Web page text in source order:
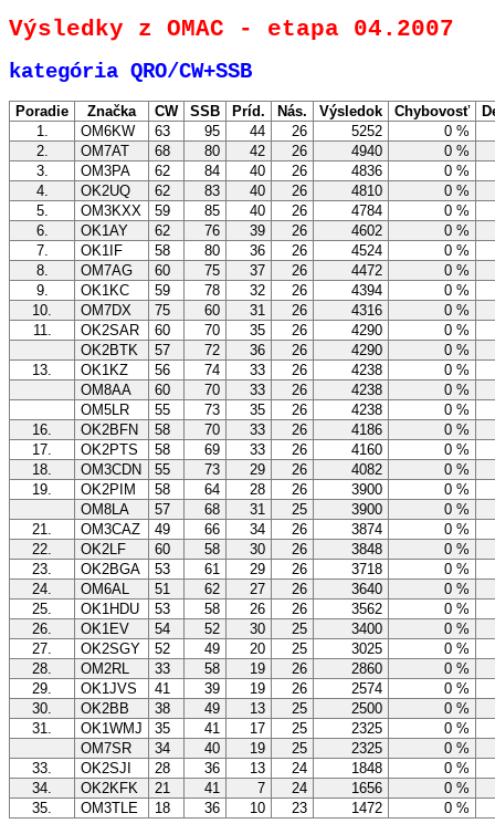
Výsledky z OMAC - etapa 04.2007
kategória QRO/CW+SSB
Poradie Značka CW SSB Príd. Nás. Výsledok Chybovosť
1.
OM6KW 63 95 44 26 5252
0 %
2.
OM7AT 68 80 42 26 4940
0 %
3.
OM3PA 62 84 40 26 4836
0 %
4.
OK2UQ 62 83 40 26 4810
0 %
5.
OM3KXX 59 85 40 26 4784
0 %
6.
OK1AY 62 76 39 26 4602
0 %
7.
OK1IF 58 80 36 26 4524
0 %
8.
OM7AG 60 75 37 26 4472
0 %
9.
OK1KC 59 78 32 26 4394
0 %
10.
OM7DX 75 60 31 26 4316
0 %
11.
OK2SAR 60 70 35 26 4290
0 %
OK2BTK
57 72 36 26 4290
0 %
13.
OK1KZ 56 74 33 26 4238
0 %
OM8AA
60 70 33 26 4238
0 %
OM5LR
55 73 35 26 4238
0 %
16.
OK2BFN 58 70 33 26 4186
0 %
17.
OK2PTS 58 69 33 26 4160
0 %
18.
OM3CDN 55 73 29 26 4082
0 %
19.
OK2PIM 58 64 28 26 3900
0 %
OM8LA
57 68 31 25 3900
0 %
21.
OM3CAZ 49 66 34 26 3874
0 %
22.
OK2LF 60 58 30 26 3848
0 %
23.
OK2BGA 53 61 29 26 3718
0 %
24.
OM6AL 51 62 27 26 3640
0 %
25.
OK1HDU 53 58 26 26 3562
0 %
26.
OK1EV 54 52 30 25 3400
0 %
27.
OK2SGY 52 49 20 25 3025
0 %
28.
OM2RL 33 58 19 26 2860
0 %
29.
OK1JVS 41 39 19 26 2574
0 %
30.
OK2BB 38 49 13 25 2500
0 %
31.
OK1WMJ 35 41 17 25 2325
0 %
OM7SR
34 40 19 25 2325
0 %
33.
OK2SJI 28 36 13 24 1848
0 %
34.
OK2KFK 21 41 7 24 1656
0 %
35.
OM3TLE 18 36 10 23 1472 0 %